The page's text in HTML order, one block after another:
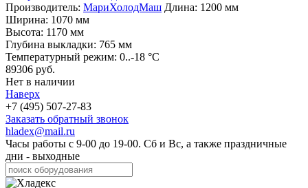
Производитель: МариХолодМаш Длина: 1200 мм
Ширина: 1070 мм
Высота: 1170 мм
Глубина выкладки: 765 мм
Температурный режим: 0..-18 °C
89306 руб.
Нет в наличии
Наверх
+7 (495) 507-27-83
Заказать обратный звонок
hladex@mail.ru
Часы работы с 9-00 до 19-00. Сб и Вс, а также праздничные
дни - выходные